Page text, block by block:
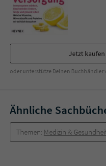
Jetzt
oder unterstütze Deinen Buchhändler
Ähnliche
Themen: Medizin &